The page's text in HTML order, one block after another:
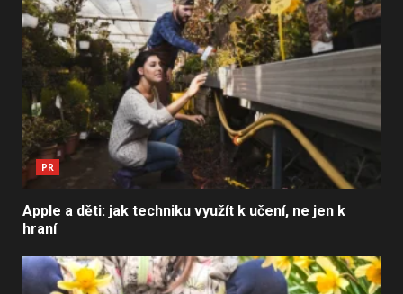
PR
Apple a děti: jak techniku využít k učení, ne jen k
hraní